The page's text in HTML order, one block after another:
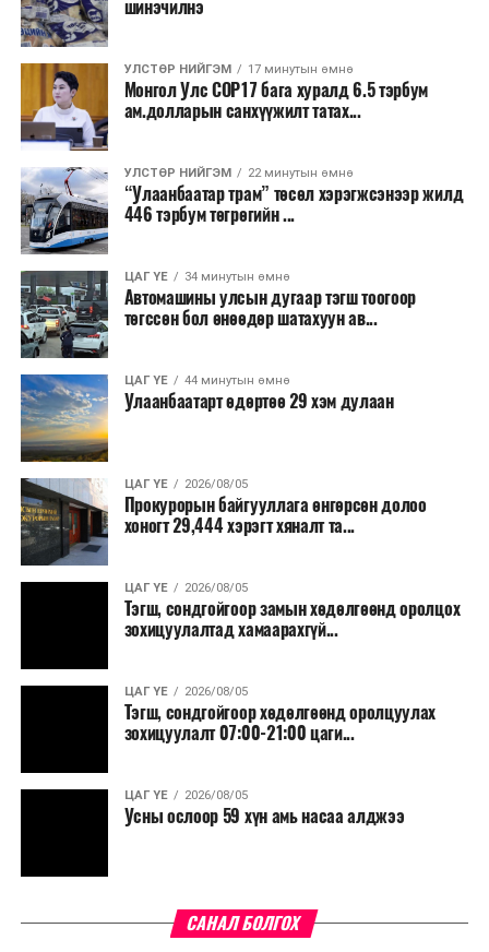
нутгаар сэрүүснэ.
Түүнчлэн бүртгэлийн үйлчилгээ, үл хөдлөх хөрөнгийн
барьцааны бүртгэлтэй холбоотойгоор бусдад давуу
байдал бий болгох зорилгоор улсын бүртгэгчид мөнгө
шилжүүлсэн гэх хахууль өгөх хэргүүдийг шүүхэд
шилжүүлжээ.
Бусад хэргүүдээс дурдвал, Дорноговь аймагт үнэт
эдлэлийн дэлгүүрээс их хэмжээний эд зүйл
хулгайлсан, мансууруулах болон сэтгэцэд нөлөөт
бодистой холбоотой, хууль бусаар эм худалдах, хүн
худалдаалах болон хүүхдийн эсрэг гэмт хэргүүдэд
яллах дүгнэлт үйлдэж, холбогдох шүүхүүдэд
шилжүүлсэн байна.
шинэчилнэ
УЛСТӨР НИЙГЭМ 17 минутын өмнө
Монгол Улс COP17 бага хуралд 6.5 тэрбум
ам.долларын санхүүжилт татах...
УЛСТӨР НИЙГЭМ 22 минутын өмнө
“Улаанбаатар трам” төсөл хэрэгжсэнээр жилд
446 тэрбум төгрөгийн ...
ЦАГ ҮЕ 34 минутын өмнө
Автомашины улсын дугаар тэгш тоогоор
төгссөн бол өнөөдөр шатахуун ав...
ЦАГ ҮЕ 44 минутын өмнө
Улаанбаатарт өдөртөө 29 хэм дулаан
ЦАГ ҮЕ 2026/08/05
Прокурорын байгууллага өнгөрсөн долоо
хоногт 29,444 хэрэгт хяналт та...
ЦАГ ҮЕ 2026/08/05
Тэгш, сондгойгоор замын хөдөлгөөнд оролцох
зохицуулалтад хамаарахгүй...
ЦАГ ҮЕ 2026/08/05
Тэгш, сондгойгоор хөдөлгөөнд оролцуулах
зохицуулалт 07:00-21:00 цаги...
ЦАГ ҮЕ 2026/08/05
Усны ослоор 59 хүн амь насаа алджээ
САНАЛ БОЛГОХ